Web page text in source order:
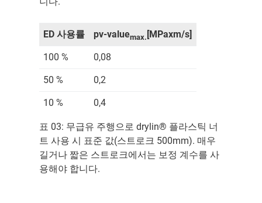
ED 사용률 pv-valuemax. [MPaxm/s]
100 % 0,08
50 % 0,2
10 % 0,4
표 03: 무급유 주행으로 drylin® 플라스틱 너
트 사용 시 표준 값(스트로크 500mm). 매우
길거나 짧은 스트로크에서는 보정 계수를 사
용해야 합니다.